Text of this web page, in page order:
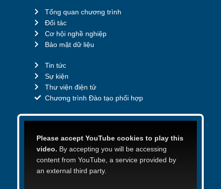
Tổng quan chương trình
Đối tác
Cơ hội nghề nghiệp
Bảo mật dữ liệu
Tin tức
Sự kiện
Thư viện điện tử
Chương trình Đào tạo phối hợp
Please accept YouTube cookies to play this
video. By accepting you will be accessing
content from YouTube, a service provided by
an external third party.